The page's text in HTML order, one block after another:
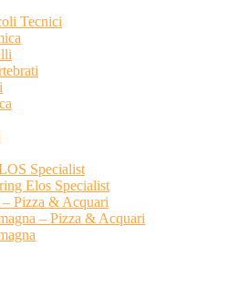
Tecnici
Specialist
Elos Specialist
Pizza & Acquari
– Pizza & Acquari